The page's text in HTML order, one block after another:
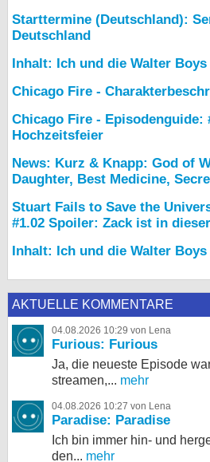
Starttermine (Deutschland):
Deutschland
Inhalt: Ich und die Walter
Chicago Fire -
Chicago Fire - Episodenguide:
Hochzeitsfeier
News: Kurz & Knapp: God of
Daughter, Best Medicine,
Stuart Fails to Save the
#1.02 Spoiler: Zack ist in
Inhalt: Ich und die Walter
AKTUELLE KOMMENTARE
04.08.2026 10:29 von Lena
Furious: Furious
Ja, die neueste Episode
streamen,... mehr
04.08.2026 10:27 von Lena
Paradise: Paradise
Ich bin immer hin- und
den... mehr